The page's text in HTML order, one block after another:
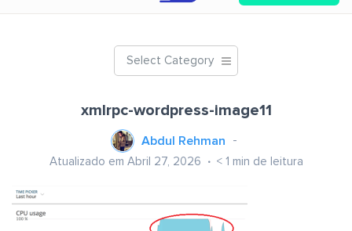
Select Category
xmlrpc-wordpress-image11
Abdul Rehman
Atualizado em Abril 27, 2026 < 1 min de leitura